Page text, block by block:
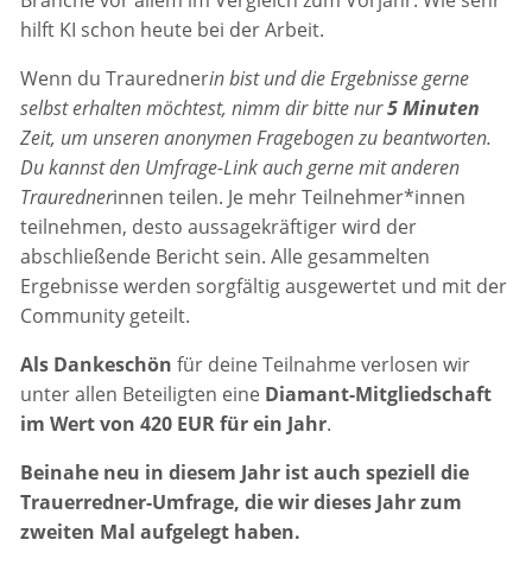
hilft KI schon heute bei der Arbeit.
Wenn du Traurednerin bist und die Ergebnisse gerne
selbst erhalten möchtest, nimm dir bitte nur5 Minuten
Zeit, um unseren anonymen Fragebogen zu beantworten.
Du kannst den Umfrage-Link auch gerne mit anderen
Traurednerinnen teilen. Je mehr Teilnehmer*innen
teilnehmen, desto aussagekräftiger wird der
abschließende Bericht sein. Alle gesammelten
Ergebnisse werden sorgfältig ausgewertet und mit der
Community geteilt.
Als Dankeschön für deine Teilnahme verlosen wir
unter allen Beteiligten eine Diamant-Mitgliedschaft
im Wert von 420 EUR für ein Jahr.
Beinahe neu in diesem Jahr ist auch speziell die
Trauerredner-Umfrage, die wir dieses Jahr zum
zweiten Mal aufgelegt haben.